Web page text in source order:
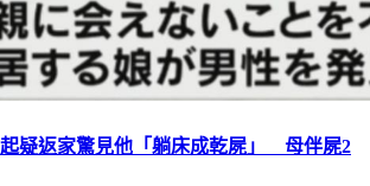
疑返家驚見他「躺床成乾屍」 母伴屍2